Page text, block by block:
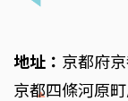
地址： 京都府
京都四條河原町